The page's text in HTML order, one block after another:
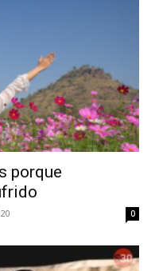
porque
0